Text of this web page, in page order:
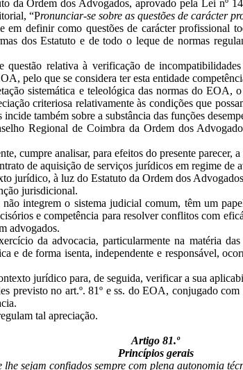
da Ordem dos Advogados, aprovado pela Lei nº
“Pronunciar-se sobre as questões de carácter
definir como questões de carácter profissional
dos Estatuto e de todo o leque de normas
relativa à verificação de
pelo que se considera ter esta entidade
sistemática e teleológica das normas do
criteriosa relativamente às condições que
também sobre a substância das funções
Regional de Coimbra da Ordem dos
analisar, para efeitos do presente parecer,
de aquisição de serviços jurídicos em regime de
à luz do Estatuto da Ordem dos Advogados,
jurisdicional.
integrem o sistema judicial comum, têm um
e competência para resolver conflitos com
advogados.
da advocacia, particularmente na matéria
e de forma isenta, independente e responsável,
jurídico para, de seguida, verificar a sua
previsto no art.º. 81º e ss. do EOA, conjugado
tal apreciação.
Artigo 81.º
Princípios gerais
sejam confiados sempre com plena autonomia